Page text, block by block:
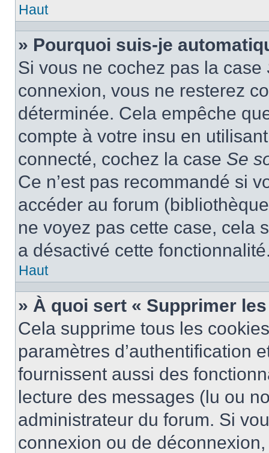
Haut
» Pourquoi suis-je
Si vous ne cochez pas la case
connexion, vous ne resterez
déterminée. Cela empêche
compte à votre insu en
connecté, cochez la case Se
Ce n’est pas recommandé si
accéder au forum
ne voyez pas cette case, cela
a désactivé cette
Haut
» À quoi sert « Supprimer
Cela supprime tous les
paramètres d’authentification
fournissent aussi des
lecture des messages (lu ou
administrateur du forum. Si
connexion ou de